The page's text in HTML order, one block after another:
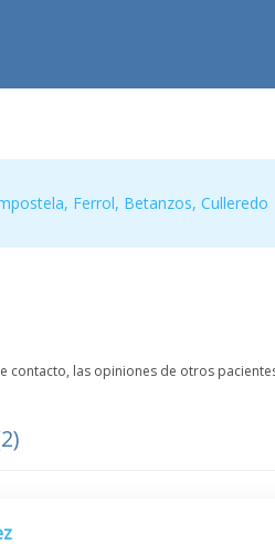
, Ferrol, Betanzos,Culleredo
contacto, las opiniones de otros
2)